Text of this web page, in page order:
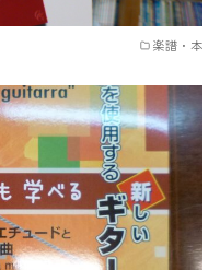
楽譜・本